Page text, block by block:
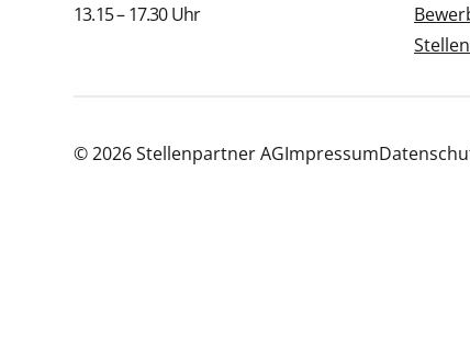
13.15 – 17.30 Uhr
© 2026 Stellenpartner AGImpressum